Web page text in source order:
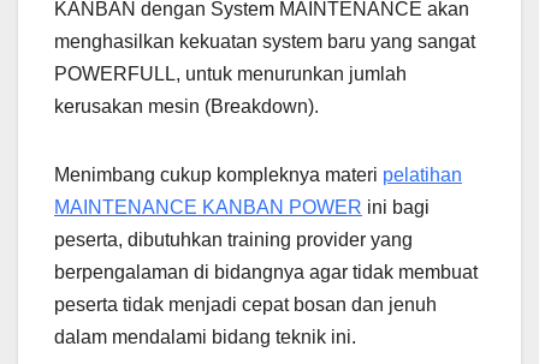
KANBAN dengan System MAINTENANCE akan
menghasilkan kekuatan system baru yang sangat
POWERFULL, untuk menurunkan jumlah
kerusakan mesin (Breakdown).
Menimbang cukup kompleknya materi pelatihan
MAINTENANCE KANBAN POWER ini bagi
peserta, dibutuhkan training provider yang
berpengalaman di bidangnya agar tidak membuat
peserta tidak menjadi cepat bosan dan jenuh
dalam mendalami bidang teknik ini.